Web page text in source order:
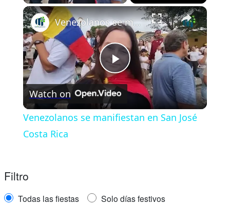
Play
Video
Venezolanos se manifiestan en San José Costa Rica
Watch on
Venezolanos se manifiestan en San José
Costa Rica
Filtro
Todas las fiestas Solo días festivos